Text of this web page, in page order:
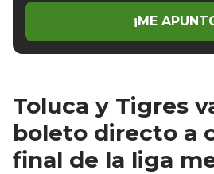
¡ME
Toluca y Tigres
boleto directo a
final de la liga